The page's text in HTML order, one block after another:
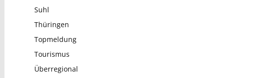
Suhl
Thüringen
Topmeldung
Tourismus
Überregional